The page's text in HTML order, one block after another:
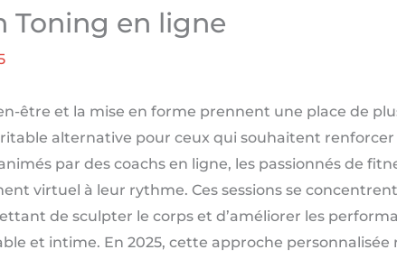
Toning en ligne
être et la mise en forme prennent une place de
alternative pour ceux qui souhaitent
par des coachs en ligne, les passionnés de
virtuel à leur rythme. Ces sessions se
de sculpter le corps et d’améliorer les
et intime. En 2025, cette approche personnalisée